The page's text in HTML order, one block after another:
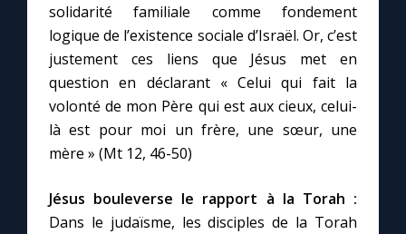
solidarité familiale comme fondement
logique de l’existence sociale d’Israël. Or, c’est
justement ces liens que Jésus met en
question en déclarant « Celui qui fait la
volonté de mon Père qui est aux cieux, celui-
là est pour moi un frère, une sœur, une
mère » (Mt 12, 46-50)
Jésus bouleverse le rapport à la Torah :
Dans le judaïsme, les disciples de la Torah